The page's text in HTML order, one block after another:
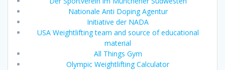
Nationale Anti Doping Agentur
Initiative der NADA
USA Weightlifting team and source of educational
material
All Things Gym
Olympic Weightlifting Calculator